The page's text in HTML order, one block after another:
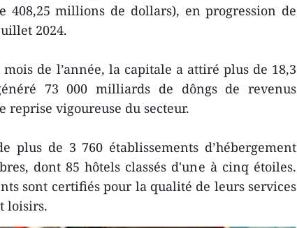
408,25 millions de dollars), en progression de
2024.
de l’année, la capitale a attiré plus de 18,3
73 000 milliards de dôngs de revenus
vigoureuse du secteur.
plus de 3 760 établissements d’hébergement
dont 85 hôtels classés d'une à cinq étoiles.
sont certifiés pour la qualité de leurs services
loisirs.